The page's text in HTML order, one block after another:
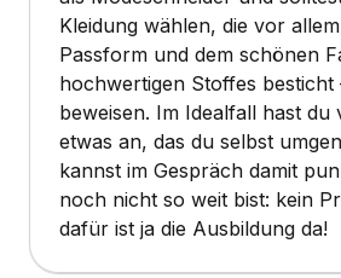
Kleidung wählen, die vor
Passform und dem schönen
hochwertigen Stoffes besticht
beweisen. Im Idealfall hast du
etwas an, das du selbst
kannst im Gespräch damit
noch nicht so weit bist: kein
dafür ist ja die Ausbildung da!